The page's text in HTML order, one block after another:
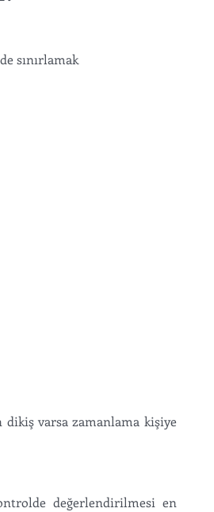
sınırlamak
dikiş varsa zamanlama kişiye
değerlendirilmesi en